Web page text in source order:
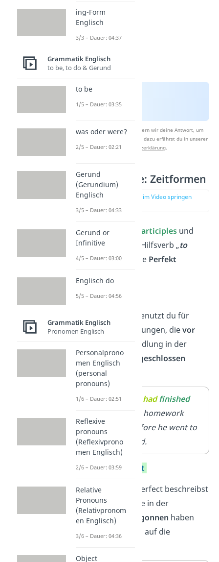
Nach Beantwortung speichern wir deine Antwort, um
Studyflix zu verbessern. Mehr dazu erfährst du in unserer
Datenschutzerklärung.
Past Participle: Zeitformen
zur Stelle im Video springen
Mithilfe des Past Participles und
dem konjugierten Hilfsverb „to
have “ kannst du die Perfekt
Past Perfect
Das Past Perfect benutzt du für
vergangene
Handlungen, dievor
einer anderen Handlung in der
Vergangenheit
abgeschlossen
wurden.
Subjekt +
Past
Participle
had finished
his homework
before he went to
bed.
Present Perfect
Mit dem Present Perfect beschreibst
du Handlungen, die in der
Vergangenheit
begonnen haben
und Auswirkungen auf die
ing-Form
Englisch
3/3 – Dauer: 04:37
Grammatik Englisch
to be, to do & Gerund
to be
1/5 – Dauer: 03:35
was oder were?
2/5 – Dauer: 02:21
Gerund
(Gerundium)
Englisch
3/5 – Dauer: 04:33
Gerund or
Infinitive
4/5 – Dauer: 03:00
Englisch do
5/5 – Dauer: 04:56
Grammatik Englisch
Pronomen Englisch
Personalprono
men Englisch
(personal
pronouns)
1/6 – Dauer: 02:51
Reflexive
pronouns
(Reflexivprono
men Englisch)
2/6 – Dauer: 03:59
Relative
Pronouns
(Relativpronom
en Englisch)
3/6 – Dauer: 04:36
Object